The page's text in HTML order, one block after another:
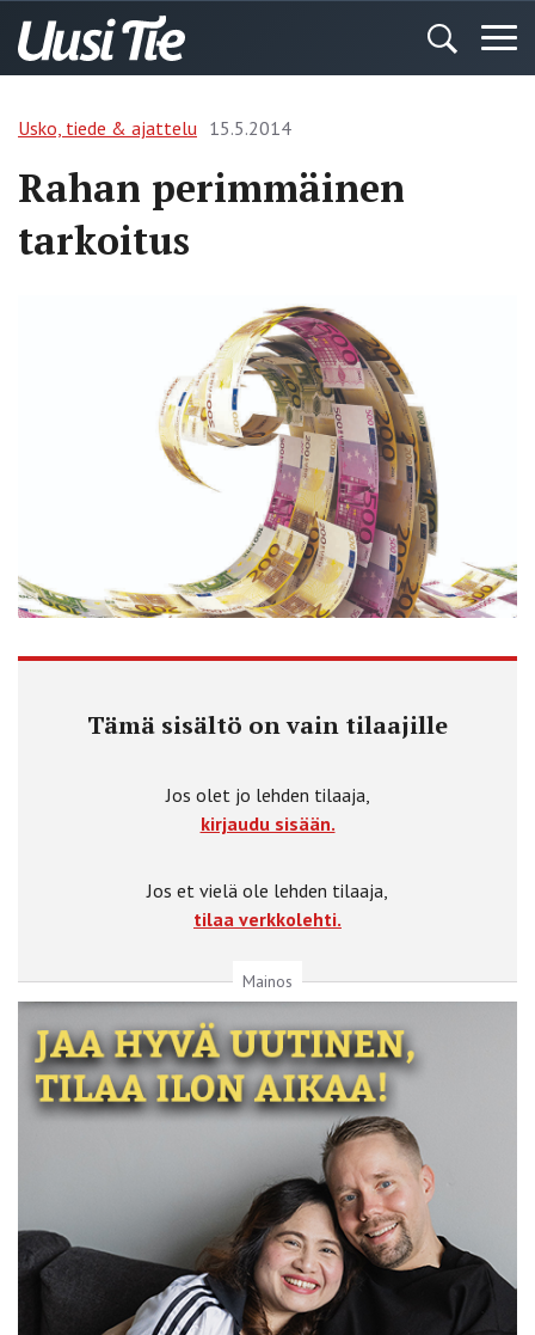
Usko, tiede & ajattelu 15.5.2014
Rahan perimmäinen
tarkoitus
Tämä sisältö on vain tilaajille
Jos olet jo lehden tilaaja,
kirjaudu sisään.
Jos et vielä ole lehden tilaaja,
tilaa verkkolehti.
Mainos